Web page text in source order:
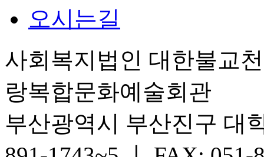
오시는길
사회복지법인 대한불교
랑복합문화예술회관
부산광역시 부산진구 대